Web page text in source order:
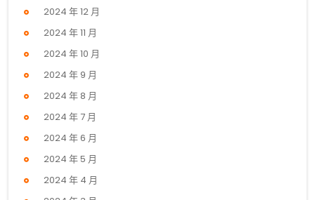
2024 年 12 月
2024 年 11 月
2024 年 10 月
2024 年 9 月
2024 年 8 月
2024 年 7 月
2024 年 6 月
2024 年 5 月
2024 年 4 月